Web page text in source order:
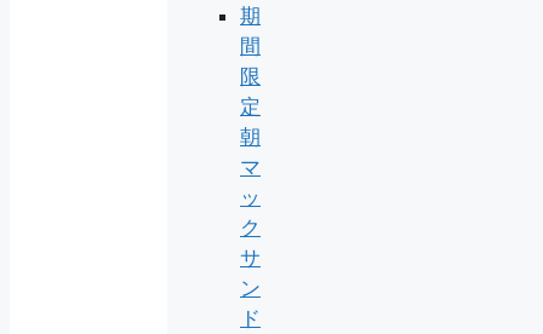
期
間
限
定
朝
マ
ッ
ク
サ
ン
ド